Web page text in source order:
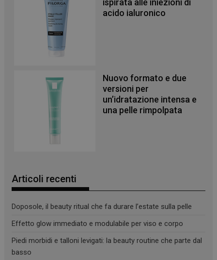
ispirata alle iniezioni di
acido ialuronico
Nuovo formato e due
versioni per
un’idratazione intensa e
una pelle rimpolpata
Articoli recenti
Doposole, il beauty ritual che fa durare l’estate sulla pelle
Effetto glow immediato e modulabile per viso e corpo
Piedi morbidi e talloni levigati: la beauty routine che parte dal
basso
_ga
Google LLC
.panoramacosmetico.it